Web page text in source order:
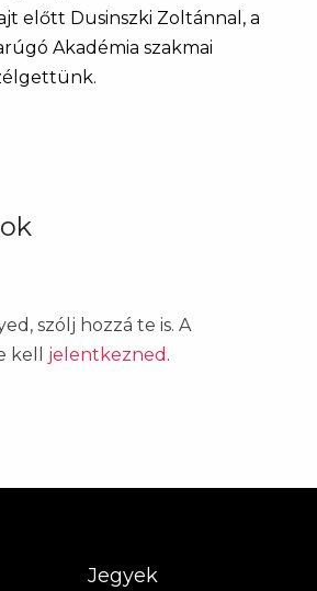
előtt Dusinszki Zoltánnal, a
Akadémia szakmai
szólj hozzá te is. A
kell jelentkezned .
Jegyek